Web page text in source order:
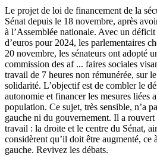
Le projet de loi de financement de la
Sénat depuis le 18 novembre, après
à l’Assemblée nationale. Avec un
d’euros pour 2024, les parlementaires
20 novembre, les sénateurs ont adopté
commission des af ... faires sociales
travail de 7 heures non rémunérée, sur
solidarité. L’objectif est de combler le
autonomie et financer les mesures liées
population. Ce sujet, très sensible, n’a
gauche ni du gouvernement. Il a rouvert
travail : la droite et le centre du Sénat,
considèrent qu’il doit être augmenté, ce
gauche. Revivez les débats.